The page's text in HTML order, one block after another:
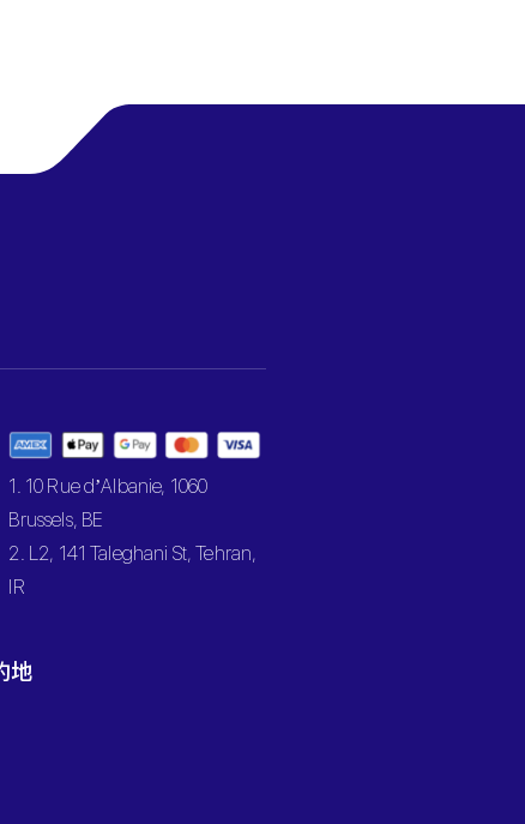
1. 10 Rue d’Albanie, 1060
Brussels, BE
2. L2, 141 Taleghani St, Tehran,
IR
地